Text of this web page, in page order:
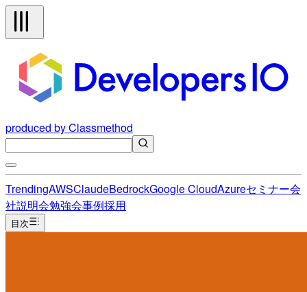
produced by Classmethod
TrendingAWSClaudeBedrockGoogle CloudAzureセミナー会
社説明会勉強会事例採用
目次